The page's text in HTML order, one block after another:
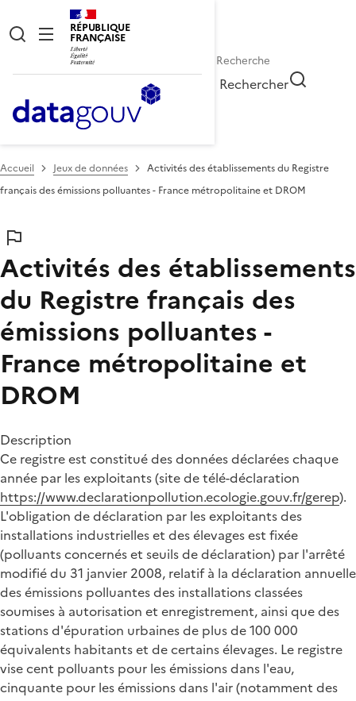
RÉPUBLIQUE
FRANÇAISE
Rechercher
Accueil Jeux de données
Activités des établissements du Registre
français des émissions polluantes - France métropolitaine et DROM
Activités des établissements
du Registre français des
émissions polluantes -
France métropolitaine et
DROM
Description
Ce registre est constitué des données déclarées chaque
année par les exploitants (site de télé-déclaration
https://www.declarationpollution.ecologie.gouv.fr/gerep).
L'obligation de déclaration par les exploitants des
installations industrielles et des élevages est fixée
(polluants concernés et seuils de déclaration) par l'arrêté
modifié du 31 janvier 2008, relatif à la déclaration annuelle
des émissions polluantes des installations classées
soumises à autorisation et enregistrement, ainsi que des
stations d'épuration urbaines de plus de 100 000
équivalents habitants et de certains élevages. Le registre
vise cent polluants pour les émissions dans l'eau,
cinquante pour les émissions dans l'air (notamment des